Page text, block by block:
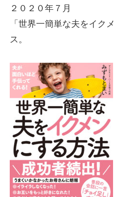
２０２０年７月
「世界一簡単な夫をイク
ス。